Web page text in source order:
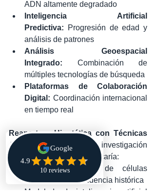
ADN altamente degradado
Inteligencia Artificial
Predictiva: Progresión de edad y
análisis de patrones
Análisis Geoespacial
Integrado: Combinación de
múltiples tecnologías de búsqueda
Plataformas de Colaboración
Digital: Coordinación internacional
en tiempo real
Reapertura Hipotética con Técnicas
Actuales: Una investigación
completamente nueva aplicaría:
Análisis de ADN de células
individuales en evidencia histórica
Modelado de inteligencia artificial